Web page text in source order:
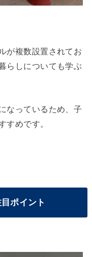
が複数設置されてお
らしについても学ぶ
なっているため、子
すめです。
ポイント